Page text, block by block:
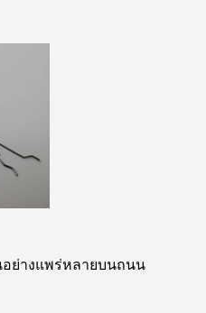
อย่างแพร่หลายบนถนน